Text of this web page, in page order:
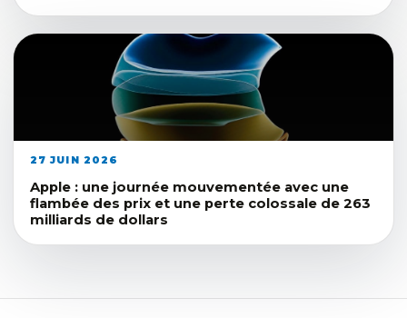
27 JUIN 2026
Apple : une journée mouvementée avec une
flambée des prix et une perte colossale de 263
milliards de dollars